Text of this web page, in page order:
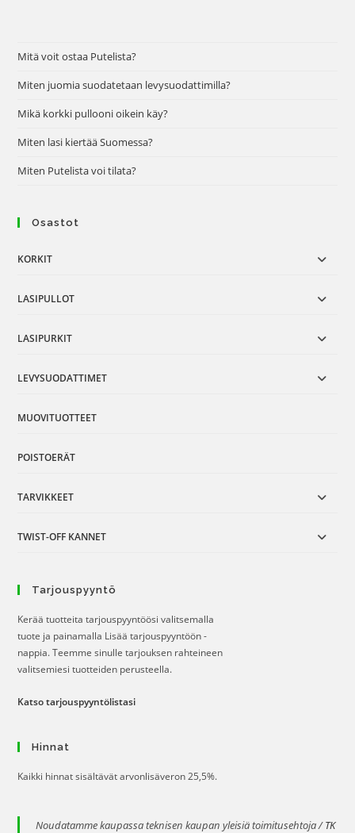
Mitä voit ostaa Putelista?
Miten juomia suodatetaan levysuodattimilla?
Mikä korkki pullooni oikein käy?
Miten lasi kiertää Suomessa?
Miten Putelista voi tilata?
Osastot
KORKIT
LASIPULLOT
LASIPURKIT
LEVYSUODATTIMET
MUOVITUOTTEET
POISTOERÄT
TARVIKKEET
TWIST-OFF KANNET
Tarjouspyyntö
Kerää tuotteita tarjouspyyntöösi valitsemalla
tuote ja painamalla Lisää tarjouspyyntöön -
nappia. Teemme sinulle tarjouksen rahteineen
valitsemiesi tuotteiden perusteella.
Katso tarjouspyyntölistasi
Hinnat
Kaikki hinnat sisältävät arvonlisäveron 25,5%.
Noudatamme kaupassa teknisen kaupan yleisiä toimitusehtoja /TK